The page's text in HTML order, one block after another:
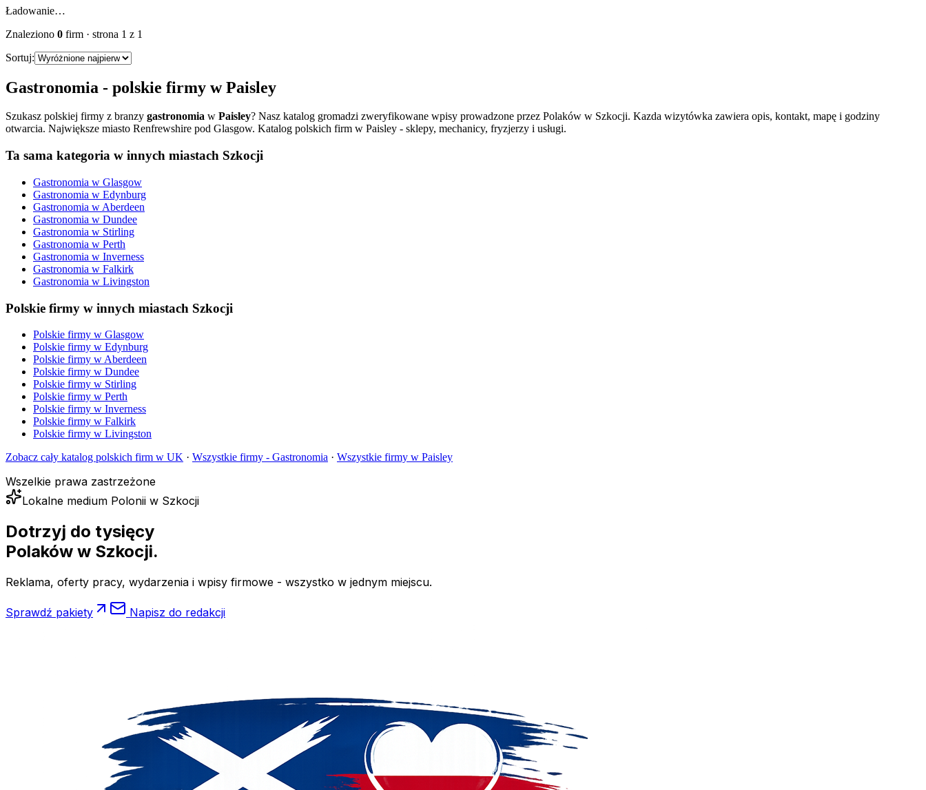
Ładowanie…
Znaleziono 0 firm · strona 1 z 1
Sortuj:
Gastronomia - polskie firmy wPaisley
Szukasz polskiej firmy z branzy gastronomia w Paisley? Nasz katalog gromadzi zweryfikowane wpisy prowadzone przez Polaków w Szkocji. Kazda wizytówka zawiera opis, kontakt, mapę i godziny
otwarcia. Największe miasto Renfrewshire pod Glasgow. Katalog polskich firm w Paisley - sklepy, mechanicy, fryzjerzy i usługi.
Ta sama kategoria w innych miastach Szkocji
Gastronomia w Glasgow
Gastronomia w Edynburg
Gastronomia w Aberdeen
Gastronomia w Dundee
Gastronomia w Stirling
Gastronomia w Perth
Gastronomia w Inverness
Gastronomia w Falkirk
Gastronomia w Livingston
Polskie firmy w innych miastach Szkocji
Polskie firmy w Glasgow
Polskie firmy w Edynburg
Polskie firmy w Aberdeen
Polskie firmy w Dundee
Polskie firmy w Stirling
Polskie firmy w Perth
Polskie firmy w Inverness
Polskie firmy w Falkirk
Polskie firmy w Livingston
Zobacz cały katalog polskich firm w UK · Wszystkie firmy - Gastronomia · Wszystkie firmy w Paisley
Wszelkie prawa zastrzeżone
Lokalne medium Polonii w Szkocji
Dotrzyj do tysięcy
Polaków w Szkocji.
Reklama, oferty pracy, wydarzenia i wpisy firmowe - wszystko w jednym miejscu.
Sprawdź pakiety Napisz do redakcji